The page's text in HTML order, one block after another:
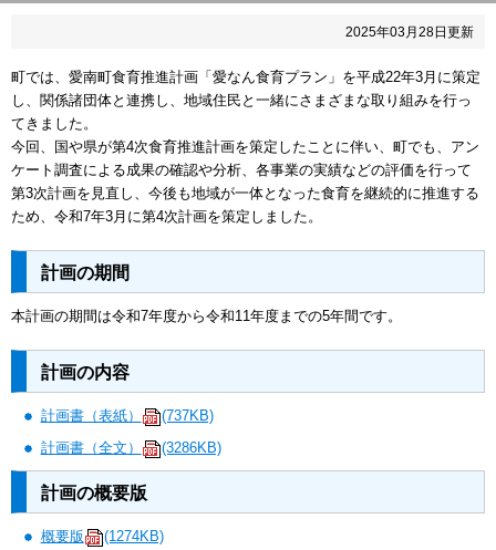
2025年03月 28日更新
町では、愛南町食育推進計画「愛なん食育プラン」を平成22年3月に策定
し、関係諸団体と連携し、地域住民と一緒にさまざまな取り組みを行っ
てきました。
今回、国や県が第4次食育推進計画を策定したことに伴い、町でも、アン
ケート調査による成果の確認や分析、各事業の実績などの評価を行って
第3次計画を見直し、今後も地域が一体となった食育を継続的に推進する
ため、令和7年3月に第4次計画を策定しました。
計画の期間
本計画の期間は令和7年度から令和11年度までの5年間です。
計画の内容
計画書（表紙）
(737KB)
計画書（全文）
(3286KB)
計画の概要版
概要版 (1274KB)